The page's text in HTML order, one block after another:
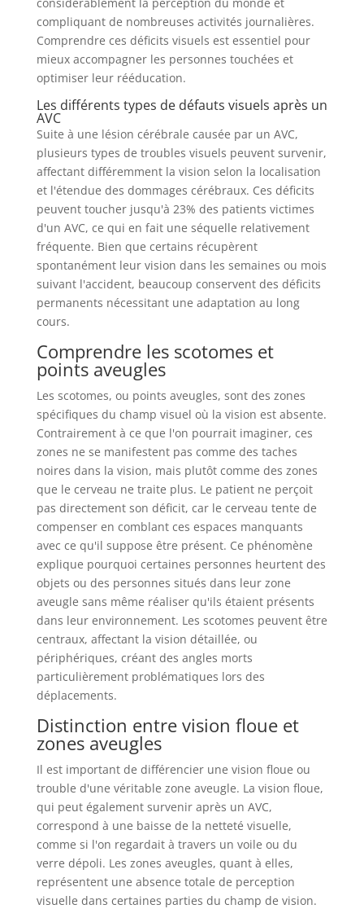
compliquant de nombreuses activités journalières.
Comprendre ces déficits visuels est essentiel pour
mieux accompagner les personnes touchées et
optimiser leur rééducation.
Les différents types de défauts visuels après un
AVC
Suite à une lésion cérébrale causée par un AVC,
plusieurs types de troubles visuels peuvent survenir,
affectant différemment la vision selon la localisation
et l'étendue des dommages cérébraux. Ces déficits
peuvent toucher jusqu'à 23% des patients victimes
d'un AVC, ce qui en fait une séquelle relativement
fréquente. Bien que certains récupèrent
spontanément leur vision dans les semaines ou mois
suivant l'accident, beaucoup conservent des déficits
permanents nécessitant une adaptation au long
cours.
Comprendre les scotomes et
points aveugles
Les scotomes, ou points aveugles, sont des zones
spécifiques du champ visuel où la vision est absente.
Contrairement à ce que l'on pourrait imaginer, ces
zones ne se manifestent pas comme des taches
noires dans la vision, mais plutôt comme des zones
que le cerveau ne traite plus. Le patient ne perçoit
pas directement son déficit, car le cerveau tente de
compenser en comblant ces espaces manquants
avec ce qu'il suppose être présent. Ce phénomène
explique pourquoi certaines personnes heurtent des
objets ou des personnes situés dans leur zone
aveugle sans même réaliser qu'ils étaient présents
dans leur environnement. Les scotomes peuvent être
centraux, affectant la vision détaillée, ou
périphériques, créant des angles morts
particulièrement problématiques lors des
déplacements.
Distinction entre vision floue et
zones aveugles
Il est important de différencier une vision floue ou
trouble d'une véritable zone aveugle. La vision floue,
qui peut également survenir après un AVC,
correspond à une baisse de la netteté visuelle,
comme si l'on regardait à travers un voile ou du
verre dépoli. Les zones aveugles, quant à elles,
représentent une absence totale de perception
visuelle dans certaines parties du champ de vision.